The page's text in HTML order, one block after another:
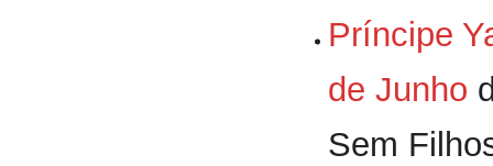
Príncipe
de Junho
Sem